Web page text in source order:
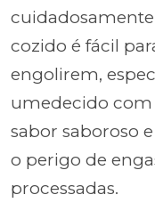
cozido é fácil
engolirem,
umedecido com
sabor saboroso
o perigo de
processadas.